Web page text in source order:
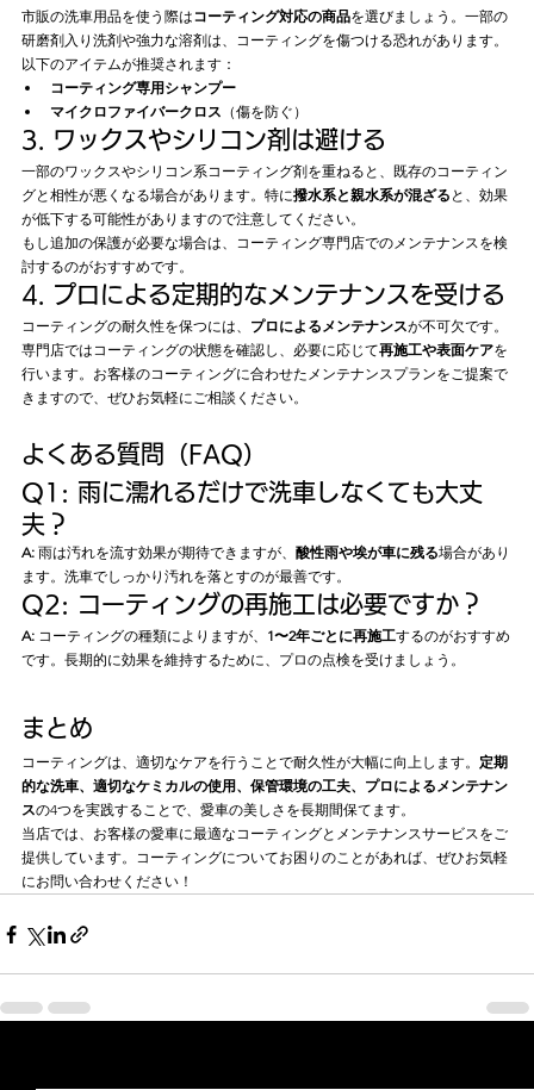
市販の洗車用品を使う際はコーティング対応の商品を選びましょう。一部の
研磨剤入り洗剤や強力な溶剤は、コーティングを傷つける恐れがあります。
以下のアイテムが推奨されます：
コーティング専用シャンプー
マイクロファイバークロス （傷を防ぐ）
3. ワックスやシリコン剤は避ける
一部のワックスやシリコン系コーティング剤を重ねると、既存のコーティン
グと相性が悪くなる場合があります。特に撥水系と親水系が混ざる と、効果
が低下する可能性がありますので注意してください。
もし追加の保護が必要な場合は、コーティング専門店でのメンテナンスを検
討するのがおすすめです。
4. プロによる定期的なメンテナンスを受ける
コーティングの耐久性を保つには、 プロによるメンテナンスが不可欠です。
専門店ではコーティングの状態を確認し、必要に応じて再施工や表面ケアを
行います。お客様のコーティングに合わせたメンテナンスプランをご提案で
きますので、ぜひお気軽にご相談ください。
よくある質問（FAQ）
Q1: 雨に濡れるだけで洗車しなくても大丈
夫？
A: 雨は汚れを流す効果が期待できますが、 酸性雨や埃が車に残る場合があり
ます。洗車でしっかり汚れを落とすのが最善です。
Q2: コーティングの再施工は必要ですか？
A: コーティングの種類によりますが、 1〜2年ごとに再施工するのがおすすめ
です。長期的に効果を維持するために、プロの点検を受けましょう。
まとめ
コーティングは、適切なケアを行うことで耐久性が大幅に向上します。 定期
的な洗車、適切なケミカルの使用、保管環境の工夫、プロによるメンテナン
スの4つを実践することで、愛車の美しさを長期間保てます。
当店では、お客様の愛車に最適なコーティングとメンテナンスサービスをご
提供しています。コーティングについてお困りのことがあれば、ぜひお気軽
にお問い合わせください！